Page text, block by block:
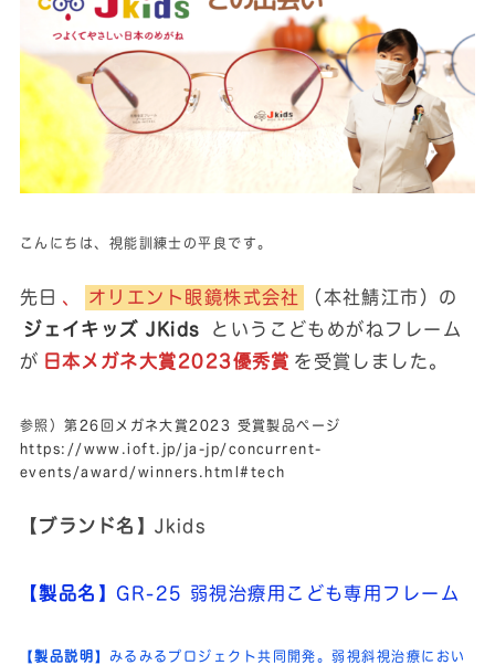
こんにちは、視能訓練士の平良です。
先日 、 オリエント眼鏡株式会社
（本社鯖江市）の
ジェイキッズ JKids
というこどもめがねフレーム
が 日本メガネ大賞2023優秀賞 を受賞しました。
参照）第26回メガネ大賞2023 受賞製品ページ
https://www.ioft.jp/ja-jp/concurrent-
events/award/winners.html#tech
【ブランド名】Jkids
【製品名】GR-25 弱視治療用こども専用フレーム
【製品説明】 みるみるプロジェクト共同開発。弱視斜視治療におい